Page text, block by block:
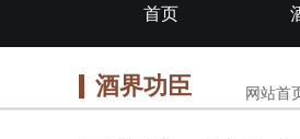
首页
酒界功臣 网站首